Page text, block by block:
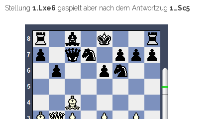
Stellung 1.Lxe6 gespielt aber nach dem Antwortzug 1…Sc5